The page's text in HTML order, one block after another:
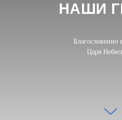
НАШИ
Благословенно
Царя